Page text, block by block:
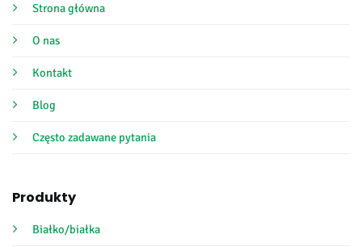
Strona główna
O nas
Kontakt
Blog
Często zadawane pytania
Produkty
Białko/białka